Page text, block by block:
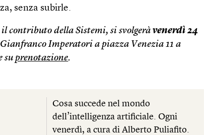
senza subirle.
contributo della Sistemi, si svolgeràvenerdì 24
Imperatori a piazza Venezia 11 a
suprenotazione.
Cosa succede nel mondo
dell’intelligenza artificiale. Ogni
venerdì, a cura di Alberto Puliafito.